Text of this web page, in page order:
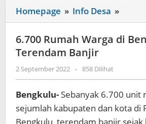
Homepage » Info Desa »
Warga
6.700 Rumah Warga di
Terendam Banjir
2 September 2022 oleh
Redaksi
Baru
News
- 858 Dilihat
Bengkulu- Sebanyak 6.700 unit
sejumlah kabupaten dan kota di